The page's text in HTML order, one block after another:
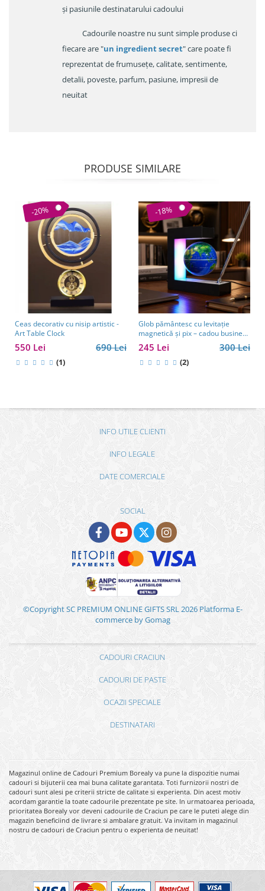
și pasiunile destinatarului cadoului
Cadourile noastre nu sunt simple produse ci
fiecare are "un ingredient secret" care poate fi
reprezentat de frumusețe, calitate, sentimente,
detalii, poveste, parfum, pasiune, impresii de
neuitat
PRODUSE SIMILARE
-20%
Ceas decorativ cu nisip artistic -
Art Table Clock
690 Lei
550 Lei
(1)
-18%
Glob pământesc cu levitație
magnetică și pix – cadou business
pentru bărbați pasionați de
tehnologie și călătorii
300 Lei
245 Lei
(2)
INFO UTILE CLIENTI
INFO LEGALE
DATE COMERCIALE
SOCIAL
©Copyright SC PREMIUM ONLINE GIFTS SRL 2026 Platforma E-
commerce by Gomag
CADOURI CRACIUN
CADOURI DE PASTE
OCAZII SPECIALE
DESTINATARI
Magazinul online de Cadouri Premium Borealy va pune la dispozitie numai
cadouri si bijuterii cea mai buna calitate garantata. Toti furnizorii nostri de
cadouri sunt alesi pe criterii stricte de calitate si experienta. Din acest motiv
acordam garantie la toate cadourile prezentate pe site. In urmatoarea perioada,
prioritatea Borealy vor deveni cadourile de Craciun pe care le puteti alege din
magazin beneficiind de livrare si ambalare gratuit. Va invitam in magazinul
nostru de cadouri de Craciun pentru o experienta de neuitat!